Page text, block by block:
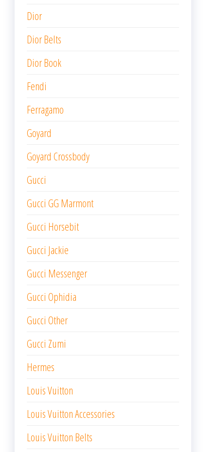
Dior
Dior Belts
Dior Book
Fendi
Ferragamo
Goyard
Goyard Crossbody
Gucci
Gucci GG Marmont
Gucci Horsebit
Gucci Jackie
Gucci Messenger
Gucci Ophidia
Gucci Other
Gucci Zumi
Hermes
Louis Vuitton
Louis Vuitton Accessories
Louis Vuitton Belts